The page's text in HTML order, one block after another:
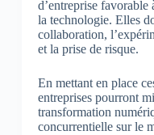
d’entreprise favorable
la technologie. Elles
collaboration,
et la prise de risque.
En mettant en place
entreprises pourront
transformation
concurrentielle sur le